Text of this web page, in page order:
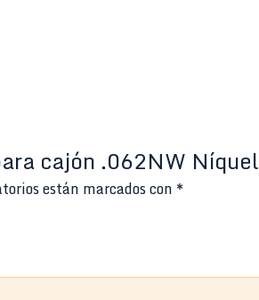
cajón .062NW
están marcados con *